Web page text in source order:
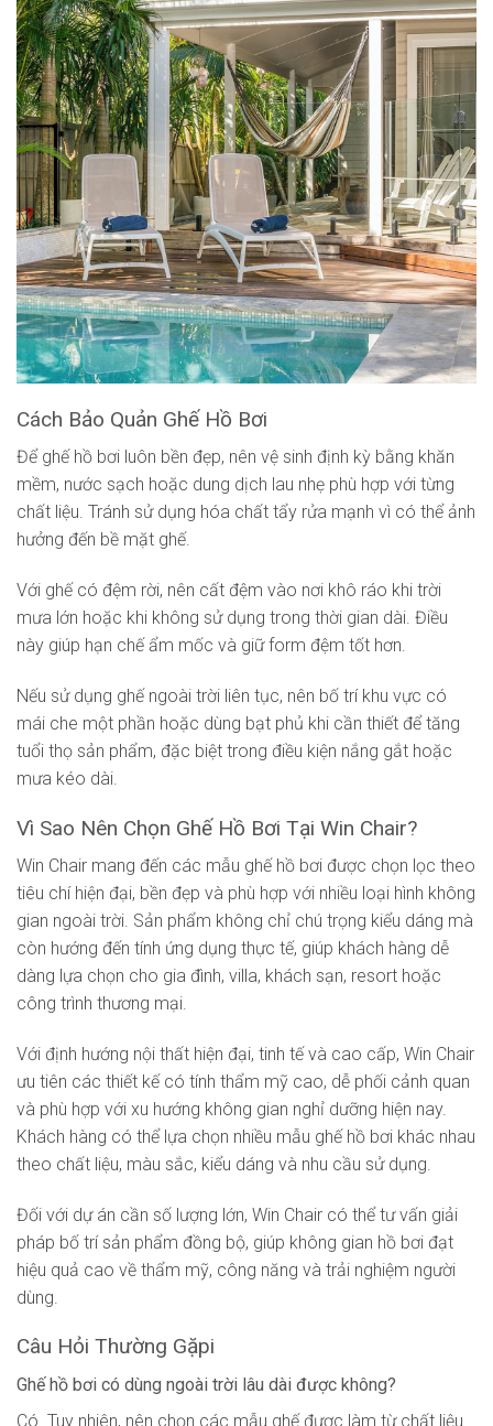
Cách Bảo Quản Ghế Hồ Bơi
Để ghế hồ bơi luôn bền đẹp, nên vệ sinh định kỳ bằng khăn
mềm, nước sạch hoặc dung dịch lau nhẹ phù hợp với từng
chất liệu. Tránh sử dụng hóa chất tẩy rửa mạnh vì có thể ảnh
hưởng đến bề mặt ghế.
Với ghế có đệm rời, nên cất đệm vào nơi khô ráo khi trời
mưa lớn hoặc khi không sử dụng trong thời gian dài. Điều
này giúp hạn chế ẩm mốc và giữ form đệm tốt hơn.
Nếu sử dụng ghế ngoài trời liên tục, nên bố trí khu vực có
mái che một phần hoặc dùng bạt phủ khi cần thiết để tăng
tuổi thọ sản phẩm, đặc biệt trong điều kiện nắng gắt hoặc
mưa kéo dài.
Vì Sao Nên Chọn Ghế Hồ Bơi Tại Win Chair?
Win Chair mang đến các mẫu ghế hồ bơi được chọn lọc theo
tiêu chí hiện đại, bền đẹp và phù hợp với nhiều loại hình không
gian ngoài trời. Sản phẩm không chỉ chú trọng kiểu dáng mà
còn hướng đến tính ứng dụng thực tế, giúp khách hàng dễ
dàng lựa chọn cho gia đình, villa, khách sạn, resort hoặc
công trình thương mại.
Với định hướng nội thất hiện đại, tinh tế và cao cấp, Win Chair
ưu tiên các thiết kế có tính thẩm mỹ cao, dễ phối cảnh quan
và phù hợp với xu hướng không gian nghỉ dưỡng hiện nay.
Khách hàng có thể lựa chọn nhiều mẫu ghế hồ bơi khác nhau
theo chất liệu, màu sắc, kiểu dáng và nhu cầu sử dụng.
Đối với dự án cần số lượng lớn, Win Chair có thể tư vấn giải
pháp bố trí sản phẩm đồng bộ, giúp không gian hồ bơi đạt
hiệu quả cao về thẩm mỹ, công năng và trải nghiệm người
dùng.
Câu Hỏi Thường Gặpi
Ghế hồ bơi có dùng ngoài trời lâu dài được không?
Có. Tuy nhiên, nên chọn các mẫu ghế được làm từ chất liệu